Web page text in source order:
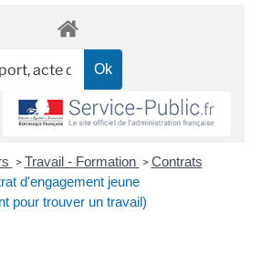
> Travail - Formation > Contrats
d'engagement jeune
pour trouver un travail)